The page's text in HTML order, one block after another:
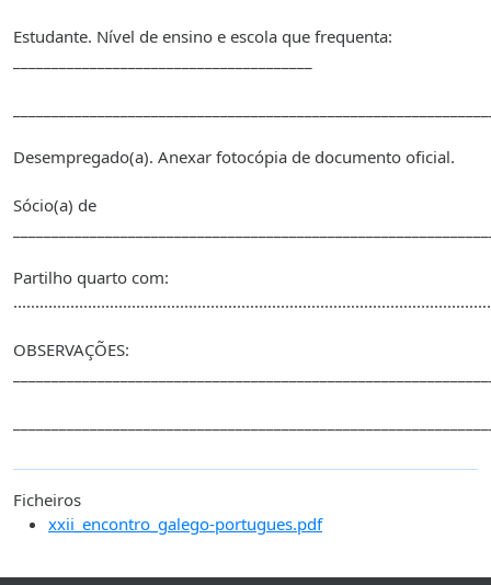
Estudante. Nível de ensino e escola que frequenta:
Desempregado(a). Anexar fotocópia de documento oficial.
Sócio(a) de
Partilho quarto com:
OBSERVAÇÕES:
Ficheiros
xxii_encontro_galego-portugues.pdf